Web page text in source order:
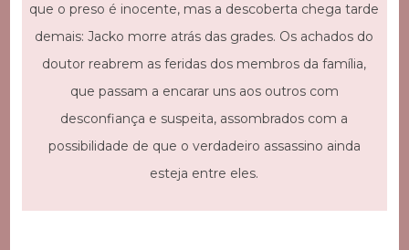
que o preso é inocente, mas a descoberta chega tarde
demais: Jacko morre atrás das grades. Os achados do
doutor reabrem as feridas dos membros da família,
que passam a encarar uns aos outros com
desconfiança e suspeita, assombrados com a
possibilidade de que o verdadeiro assassino ainda
esteja entre eles.